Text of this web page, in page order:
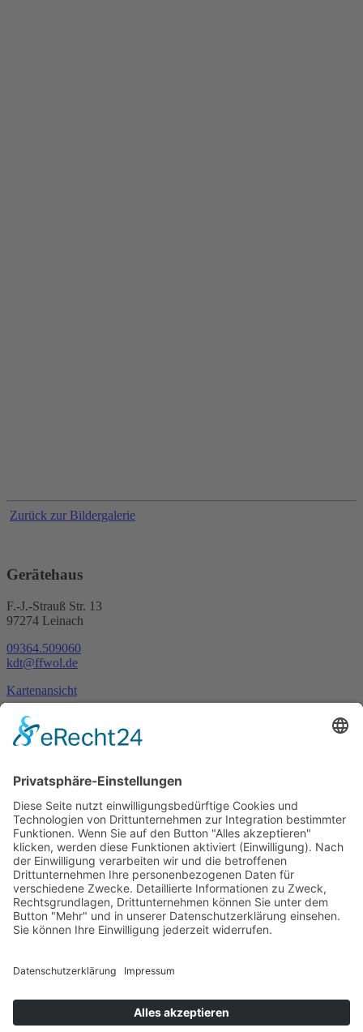
Zurück zur Bildergalerie
Gerätehaus
F.-J.-Strauß Str. 13
97274 Leinach
09364.509060
kdt@ffwol.de
Kartenansicht
Im Notfall
Kontakt
Goldstraße 41
97274 Leinach
09364.8080-20
info@ff-oberleinach.de
Kontakt
Login
Mobile Menu Toggle
Startseite